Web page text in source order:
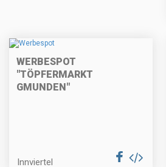
WERBESPOT
"TÖPFERMARKT
GMUNDEN"
Innviertel